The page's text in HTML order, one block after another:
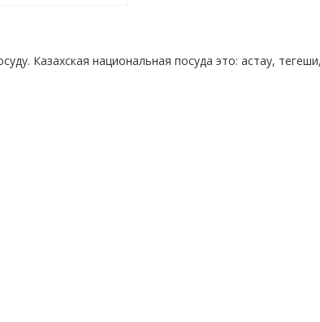
Казахская национальная посуда это: астау,